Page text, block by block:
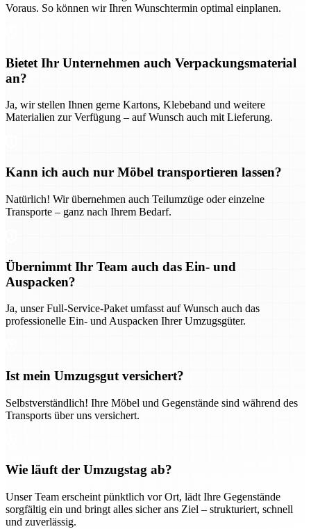
Voraus. So können wir Ihren Wunschtermin optimal einplanen.
Bietet Ihr Unternehmen auch Verpackungsmaterial
an?
Ja, wir stellen Ihnen gerne Kartons, Klebeband und weitere
Materialien zur Verfügung – auf Wunsch auch mit Lieferung.
Kann ich auch nur Möbel transportieren lassen?
Natürlich! Wir übernehmen auch Teilumzüge oder einzelne
Transporte – ganz nach Ihrem Bedarf.
Übernimmt Ihr Team auch das Ein- und
Auspacken?
Ja, unser Full-Service-Paket umfasst auf Wunsch auch das
professionelle Ein- und Auspacken Ihrer Umzugsgüter.
Ist mein Umzugsgut versichert?
Selbstverständlich! Ihre Möbel und Gegenstände sind während des
Transports über uns versichert.
Wie läuft der Umzugstag ab?
Unser Team erscheint pünktlich vor Ort, lädt Ihre Gegenstände
sorgfältig ein und bringt alles sicher ans Ziel – strukturiert, schnell
und zuverlässig.